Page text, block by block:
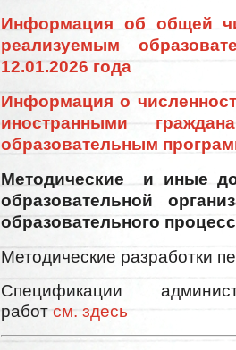
Информация об общей
реализуемым
12.01.2026 года
Информация о
иностранными
образовательным
Методические и иные
образовательной
образовательного
Методические разработки
Спецификации
работ см. здесь